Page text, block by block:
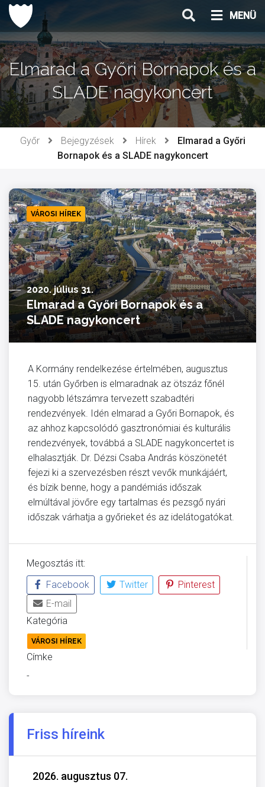
Ugrás
tartalomhoz
MENÜ
Elmarad a Győri Bornapok és a
SLADE nagykoncert
Győr Bejegyzések Hírek
Elmarad a Győri
Bornapok és a SLADE nagykoncert
VÁROSI HÍREK
2020. július 31.
Elmarad a Győri Bornapok és a
SLADE nagykoncert
A Kormány rendelkezése értelmében, augusztus
15. után Győrben is elmaradnak az ötszáz főnél
nagyobb létszámra tervezett szabadtéri
rendezvények. Idén elmarad a Győri Bornapok, és
az ahhoz kapcsolódó gasztronómiai és kulturális
rendezvények, továbbá a SLADE nagykoncertet is
elhalasztják. Dr. Dézsi Csaba András köszönetét
fejezi ki a szervezésben részt vevők munkájáért,
és bízik benne, hogy a pandémiás időszak
elmúltával jövőre egy tartalmas és pezsgő nyári
időszak várhatja a győrieket és az idelátogatókat.
Megosztás itt:
Facebook
Twitter
Pinterest
E-mail
Kategória
VÁROSI HÍREK
Címke
-
Friss híreink
2026. augusztus 07.